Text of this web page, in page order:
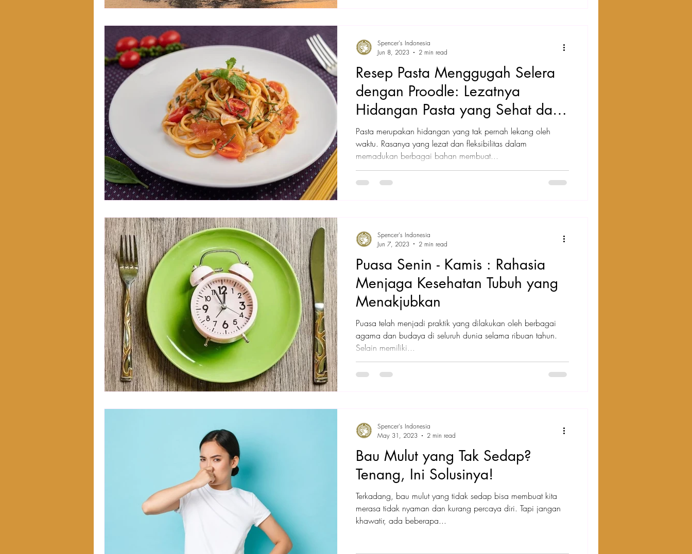
Resep Pasta Menggugah Selera
dengan Proodle: Lezatnya
Hidangan Pasta yang Sehat dan
Praktis
Pasta merupakan hidangan yang tak pernah lekang oleh
waktu. Rasanya yang lezat dan fleksibilitas dalam
memadukan berbagai bahan membuat...
Spencer's Indonesia
Jun 8, 2023
2 min read
Puasa Senin - Kamis : Rahasia
Menjaga Kesehatan Tubuh yang
Menakjubkan
Puasa telah menjadi praktik yang dilakukan oleh berbagai
agama dan budaya di seluruh dunia selama ribuan tahun.
Selain memiliki...
Spencer's Indonesia
Jun 7, 2023
2 min read
Bau Mulut yang Tak Sedap?
Tenang, Ini Solusinya!
Terkadang, bau mulut yang tidak sedap bisa membuat kita
merasa tidak nyaman dan kurang percaya diri. Tapi jangan
khawatir, ada beberapa...
Spencer's Indonesia
May 31, 2023
2 min read